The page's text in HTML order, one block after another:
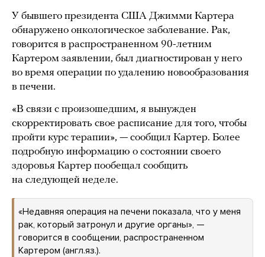
У бывшего президента США Джимми Картера
обнаружено онкологическое заболевание. Рак,
говорится в распространенном 90-летним
Картером заявлении, был диагностирован у него
во время операции по удалению новообразования
в печени.
«В связи с произошедшим, я вынужден
скорректировать свое расписание для того, чтобы
пройти курс терапии», — сообщил Картер. Более
подробную информацию о состоянии своего
здоровья Картер пообещал сообщить
на следующей неделе.
«Недавняя операция на печени показала, что у меня
рак, который затронул и другие органы», —
говорится в сообщении, распространенном
Картером (англ.яз.).